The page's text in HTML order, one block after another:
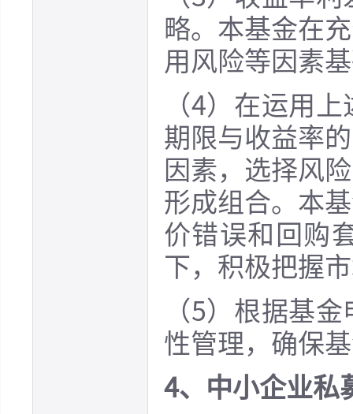
略。本基金在
用风险等因素
（4）在运用
期限与收益率
因素，选择风
形成组合。本
价错误和回购
下，积极把握
（5）根据基
性管理，确保
4、中小企业私